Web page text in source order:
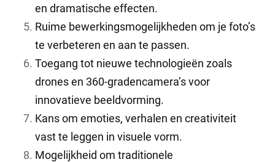
en dramatische effecten.
Ruime bewerkingsmogelijkheden om je foto’s
te verbeteren en aan te passen.
Toegang tot nieuwe technologieën zoals
drones en 360-gradencamera’s voor
innovatieve beeldvorming.
Kans om emoties, verhalen en creativiteit
vast te leggen in visuele vorm.
Mogelijkheid om traditionele